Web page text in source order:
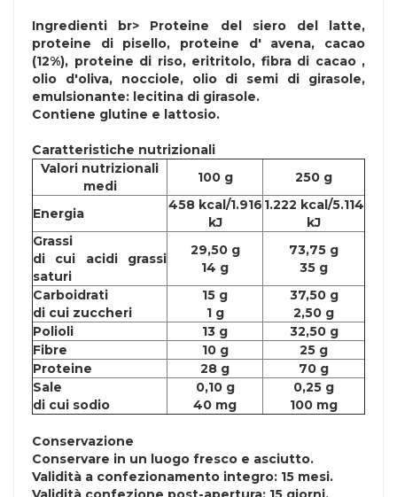
Ingredienti br> Proteine del siero del latte,
proteine di pisello, proteine d' avena, cacao
(12%), proteine di riso, eritritolo, fibra di cacao ,
olio d'oliva, nocciole, olio di semi di girasole,
emulsionante: lecitina di girasole.
Contiene glutine e lattosio.
Caratteristiche nutrizionali
Valori nutrizionali
medi
100 g 250 g
Energia
458 kcal/1.916
kJ
1.222 kcal/5.114
kJ
Grassi
di cui acidi grassi
saturi
29,50 g
14 g
73,75 g
35 g
Carboidrati
di cui zuccheri
15 g
1 g
37,50 g
2,50 g
Polioli
13 g
32,50 g
Fibre
10 g
25 g
Proteine
28 g
70 g
Sale
di cui sodio
0,10 g
40 mg
0,25 g
100 mg
Conservazione
Conservare in un luogo fresco e asciutto.
Validità a confezionamento integro: 15 mesi.